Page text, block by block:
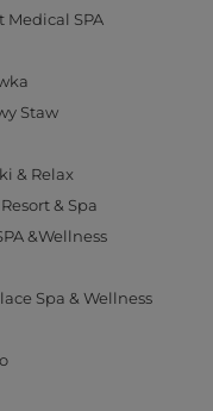
SPA
Staw
& Relax
& Spa
&Wellness
Spa & Wellness